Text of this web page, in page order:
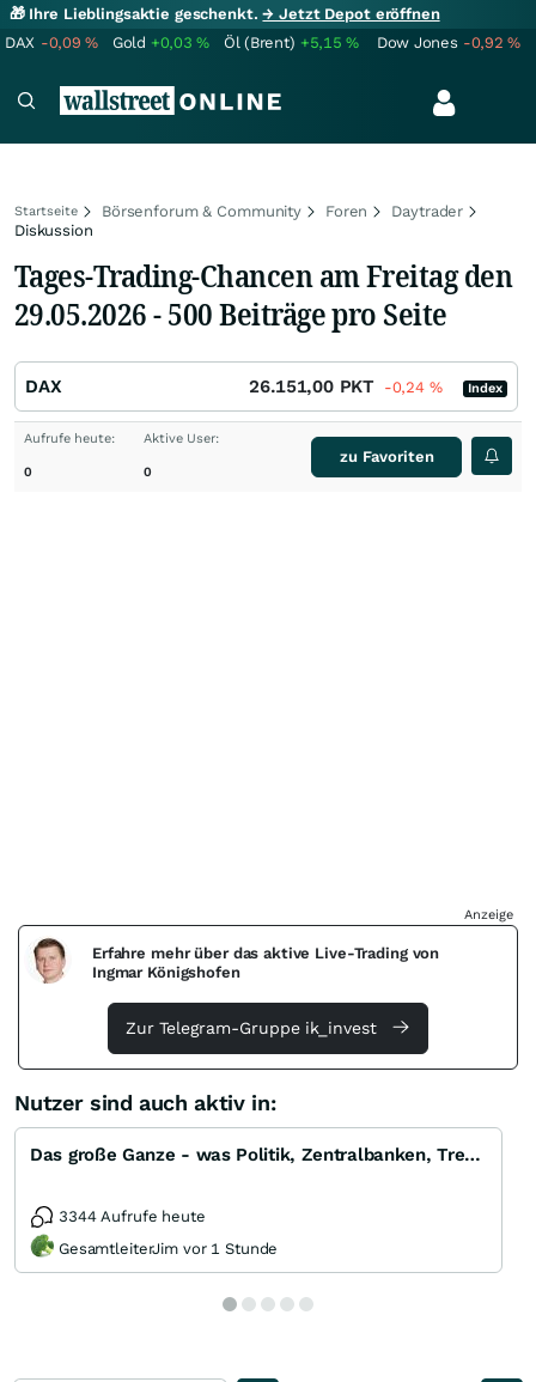
🎁 Ihre Lieblingsaktie geschenkt.→ Jetzt Depot eröffnen
DAX -0,09% Gold +0,03% Öl (Brent) +5,15% Dow Jones -0,92%
Startseite Börsenforum & Community Foren
Daytrader
Diskussion
Tages-Trading-Chancen am Freitag den
29.05.2026 - 500 Beiträge pro Seite
DAX 26.151,00 PKT -0,24 % Index
Aufrufe heute:
0
Aktive User:
0
zu Favoriten
Anzeige
Erfahre mehr über das aktive Live-Trading von
Ingmar Königshofen
Zur Telegram-Gruppe ik_invest
Nutzer sind auch aktiv in:
Das große Ganze - was Politik, Zentralbanken, Trends, Medien und Gesellschaft mit Aktien, Rohstoffen
3344 Aufrufe heute
GesamtleiterJim vor 1 Stunde